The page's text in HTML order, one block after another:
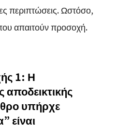
περιπτώσεις. Ωστόσο,
απαιτούν προσοχή.
1: Η
αποδεικτικής
υπήρχε
είναι